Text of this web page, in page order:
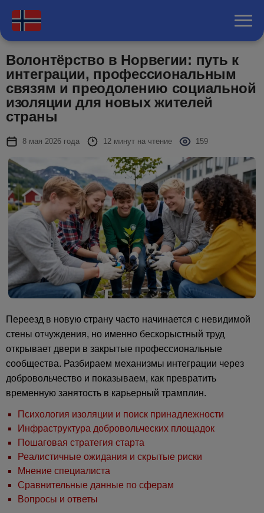
Волонтёрство в Норвегии: путь к
интеграции, профессиональным
связям и преодолению социальной
изоляции для новых жителей
страны
8 мая 2026 года 12 минут на чтение 159
Переезд в новую страну часто начинается с невидимой
стены отчуждения, но именно бескорыстный труд
открывает двери в закрытые профессиональные
сообщества. Разбираем механизмы интеграции через
добровольчество и показываем, как превратить
временную занятость в карьерный трамплин.
Психология изоляции и поиск принадлежности
Инфраструктура добровольческих площадок
Пошаговая стратегия старта
Реалистичные ожидания и скрытые риски
Мнение специалиста
Сравнительные данные по сферам
Вопросы и ответы